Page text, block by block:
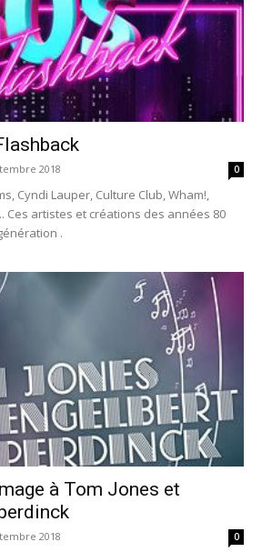
2018 0
Cyndi Lauper, Culture Club, Wham!,
Ces artistes et créations des années 80
.
à Tom Jones et
2018 0